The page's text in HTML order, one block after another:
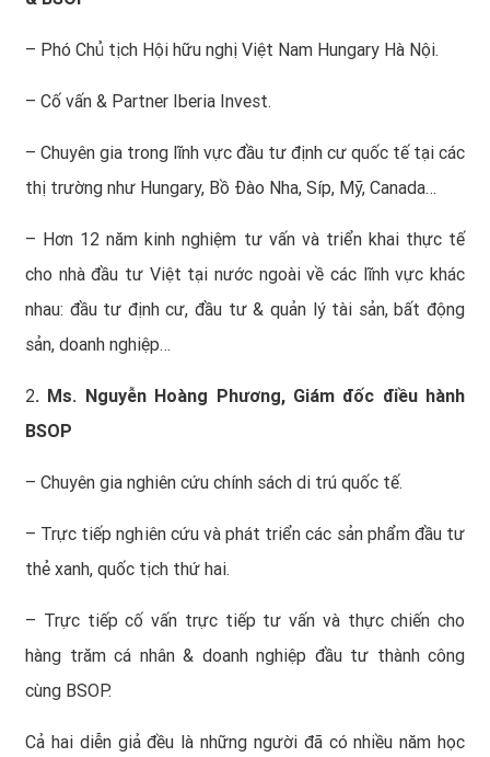
– Phó Chủ tịch Hội hữu nghị Việt Nam Hungary Hà Nội.
– Cố vấn & Partner Iberia Invest.
– Chuyên gia trong lĩnh vực đầu tư định cư quốc tế tại các
thị trường như Hungary, Bồ Đào Nha, Síp, Mỹ, Canada…
– Hơn 12 năm kinh nghiệm tư vấn và triển khai thực tế
cho nhà đầu tư Việt tại nước ngoài về các lĩnh vực khác
nhau: đầu tư định cư, đầu tư & quản lý tài sản, bất động
sản, doanh nghiệp…
2. Ms. Nguyễn Hoàng Phương, Giám đốc điều hành
BSOP
– Chuyên gia nghiên cứu chính sách di trú quốc tế.
– Trực tiếp nghiên cứu và phát triển các sản phẩm đầu tư
thẻ xanh, quốc tịch thứ hai.
– Trực tiếp cố vấn trực tiếp tư vấn và thực chiến cho
hàng trăm cá nhân & doanh nghiệp đầu tư thành công
cùng BSOP.
Cả hai diễn giả đều là những người đã có nhiều năm học